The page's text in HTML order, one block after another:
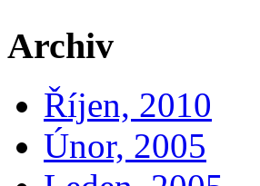
Archiv
Říjen, 2010
Únor, 2005